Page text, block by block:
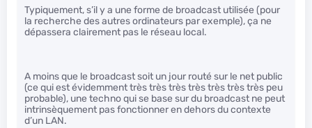
Typiquement, s’il y a une forme de broadcast utilisée (pour
la recherche des autres ordinateurs par exemple), ça ne
dépassera clairement pas le réseau local.
A moins que le broadcast soit un jour routé sur le net public
(ce qui est évidemment très très très très très très très peu
probable), une techno qui se base sur du broadcast ne peut
intrinsèquement pas fonctionner en dehors du contexte
d’un LAN.